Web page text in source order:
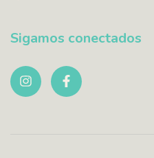
Sigamos conectados